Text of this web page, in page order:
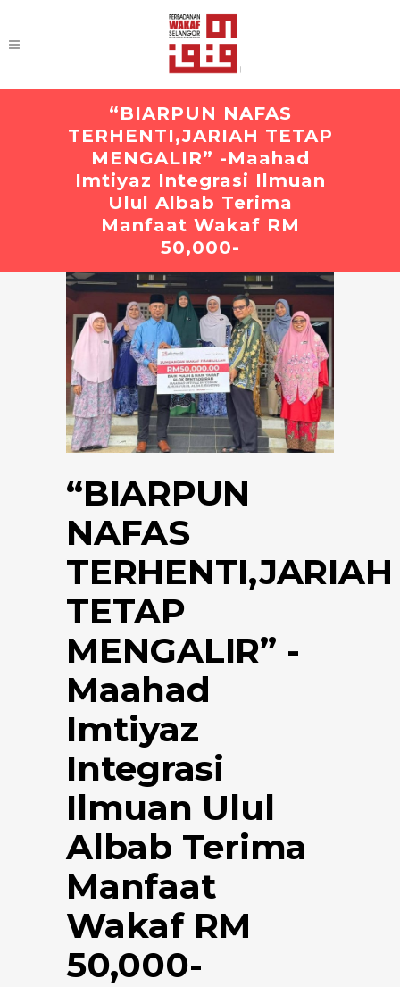
“BIARPUN NAFAS
TERHENTI,JARIAH TETAP
MENGALIR” -Maahad
Imtiyaz Integrasi Ilmuan
Ulul Albab Terima
Manfaat Wakaf RM
50,000-
“BIARPUN
NAFAS
TERHENTI,JARIAH
TETAP
MENGALIR” -
Maahad
Imtiyaz
Integrasi
Ilmuan Ulul
Albab Terima
Manfaat
Wakaf RM
50,000-